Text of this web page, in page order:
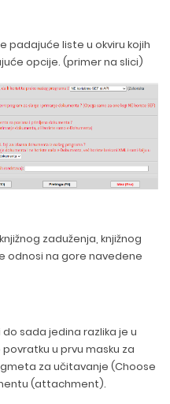
padajuće liste u okviru kojih
opcije. (primer na slici)
zaduženja, knjižnog
odnosi na gore navedene
sada jedina razlika je u
u prvu masku za
za učitavanje (Choose
(attachment).